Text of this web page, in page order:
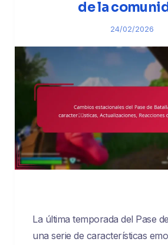
de la
24/02/2026
La última temporada del Pase
una serie de características